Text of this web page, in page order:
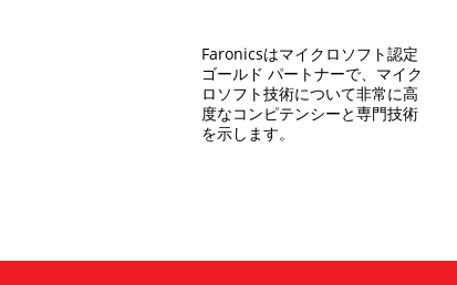
Faronicsはマイクロソフト認定
ゴールド パートナーで、マイク
ロソフト技術について非常に高
度なコンピテンシーと専門技術
を示します。